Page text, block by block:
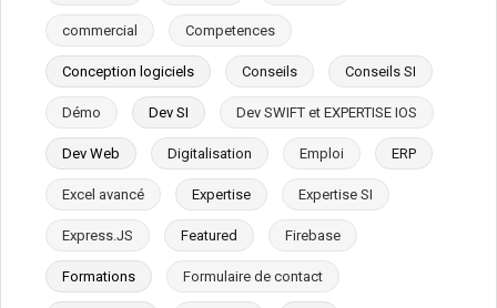
commercial Competences
Conception logiciels Conseils Conseils SI
Démo Dev SI Dev SWIFT et EXPERTISE IOS
Dev Web Digitalisation Emploi ERP
Excel avancé Expertise Expertise SI
Express.JS Featured Firebase
Formations Formulaire de contact